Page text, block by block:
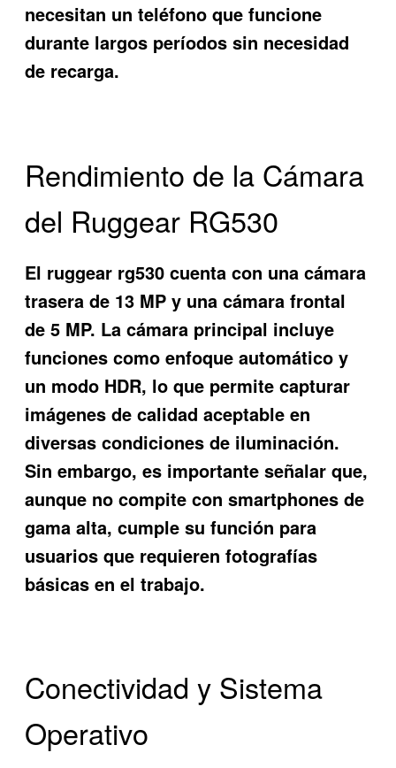
necesitan un teléfono que funcione
durante largos períodos sin necesidad
de recarga.
Rendimiento de la Cámara
del Ruggear RG530
El ruggear rg530 cuenta con una cámara
trasera de 13 MP y una cámara frontal
de 5 MP. La cámara principal incluye
funciones como enfoque automático y
un modo HDR, lo que permite capturar
imágenes de calidad aceptable en
diversas condiciones de iluminación.
Sin embargo, es importante señalar que,
aunque no compite con smartphones de
gama alta, cumple su función para
usuarios que requieren fotografías
básicas en el trabajo.
Conectividad y Sistema
Operativo